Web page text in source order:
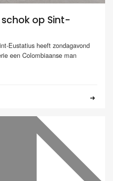
op Sint-
Eustatius heeft zondagavond
een Colombiaanse man